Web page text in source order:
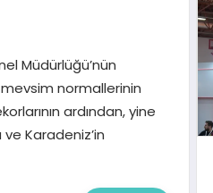
Müdürlüğü’nün
normallerinin
ardından, yine
Karadeniz’in